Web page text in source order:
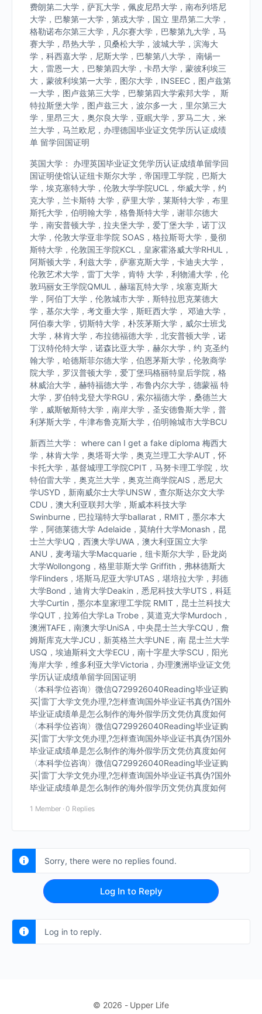
费朗第二大学，萨瓦大学，佩皮尼昂大学，南布列塔尼
大学，巴黎第一大学，第戎大学，国立 里昂第二大学，
格勒诺布尔第三大学，凡尔赛大学，巴黎第九大学，马
赛大学，昂热大学，贝桑松大学，波城大学，滨海大
学，科西嘉大学，尼斯大学，巴黎第八大学， 南锡一
大，雷恩一大，巴黎第四大学，卡昂大学，蒙彼利埃三
大，蒙彼利埃第一大学，图尔大学，INSEEC，图卢兹第
一大学，图卢兹第三大学，巴黎第四大学索邦大学， 斯
特拉斯堡大学，图卢兹三大，波尔多一大，里尔第三大
学，里昂三大，奥尔良大学，亚眠大学，罗马二大，米
兰大学，马兰欧尼，办理德国毕业证文凭学历认证成绩
单 留学回国证明
英国大学： 办理英国毕业证文凭学历认证成绩单留学回
国证明使馆认证纽卡斯尔大学，帝国理工学院，巴斯大
学，埃克塞特大学，伦敦大学学院UCL，华威大学，约
克大学，兰卡斯特 大学，萨里大学，莱斯特大学，布里
斯托大学，伯明翰大学，格鲁斯特大学，谢菲尔德大
学，南安普顿大学，拉夫堡大学，爱丁堡大学，诺丁汉
大学，伦敦大学亚非学院 SOAS，格拉斯哥大学，曼彻
斯特大学，伦敦国王学院KCL，皇家霍洛威大学RHUL，
阿斯顿大学，利兹大学，萨塞克斯大学，卡迪夫大学，
伦敦艺术大学，雷丁大学，肯特 大学，利物浦大学，伦
敦玛丽女王学院QMUL，赫瑞瓦特大学，埃塞克斯大
学，阿伯丁大学，伦敦城市大学，斯特拉思克莱德大
学，基尔大学，考文垂大学，斯旺西大学， 邓迪大学，
阿伯泰大学，切斯特大学，朴茨茅斯大学，威尔士班戈
大学，林肯大学，布拉德福德大学，北安普顿大学，诺
丁汉特伦特大学，诺森比亚大学，赫尔大学，约 克圣约
翰大学，哈德斯菲尔德大学，伯恩茅斯大学，伦敦商学
院大学，罗汉普顿大学，爱丁堡玛格丽特皇后学院，格
林威治大学，赫特福德大学，布鲁内尔大学，德蒙福 特
大学，罗伯特戈登大学RGU，索尔福德大学，桑德兰大
学，威斯敏斯特大学，南岸大学，圣安德鲁斯大学，普
利茅斯大学，牛津布鲁克斯大学，伯明翰城市大学BCU
新西兰大学： where can I get a fake diploma 梅西大
学，林肯大学，奥塔哥大学，奥克兰理工大学AUT，怀
卡托大学，基督城理工学院CPIT，马努卡理工学院，坎
特伯雷大学，奥克兰大学，奥克兰商学院AIS，悉尼大
学USYD，新南威尔士大学UNSW，查尔斯达尔文大学
CDU，澳大利亚联邦大学，斯威本科技大学
Swinburne，巴拉瑞特大学ballarat，RMIT，墨尔本大
学，阿德莱德大学 Adelaide，莫纳什大学Monash，昆
士兰大学UQ，西澳大学UWA，澳大利亚国立大学
ANU，麦考瑞大学Macquarie，纽卡斯尔大学，卧龙岗
大学Wollongong，格里菲斯大学 Griffith，弗林德斯大
学Flinders，塔斯马尼亚大学UTAS，堪培拉大学，邦德
大学Bond，迪肯大学Deakin，悉尼科技大学UTS，科廷
大学Curtin，墨尔本皇家理工学院 RMIT，昆士兰科技大
学QUT，拉筹伯大学La Trobe，莫道克大学Murdoch，
澳洲TAFE，南澳大学UniSA，中央昆士兰大学CQU，詹
姆斯库克大学JCU，新英格兰大学UNE，南 昆士兰大学
USQ，埃迪斯科文大学ECU，南十字星大学SCU，阳光
海岸大学，维多利亚大学Victoria，办理澳洲毕业证文凭
学历认证成绩单留学回国证明
〈本科学位咨询〉微信Q729926040Reading毕业证购
买|雷丁大学文凭办理,?怎样查询国外毕业证书真伪?国外
毕业证成绩单是怎么制作的海外假学历文凭仿真度如何
〈本科学位咨询〉微信Q729926040Reading毕业证购
买|雷丁大学文凭办理,?怎样查询国外毕业证书真伪?国外
毕业证成绩单是怎么制作的海外假学历文凭仿真度如何
〈本科学位咨询〉微信Q729926040Reading毕业证购
买|雷丁大学文凭办理,?怎样查询国外毕业证书真伪?国外
毕业证成绩单是怎么制作的海外假学历文凭仿真度如何
1 Member · 0 Replies
Sorry, there were no replies found.
Log In to Reply
Log in to reply.
© 2026 - Upper Life